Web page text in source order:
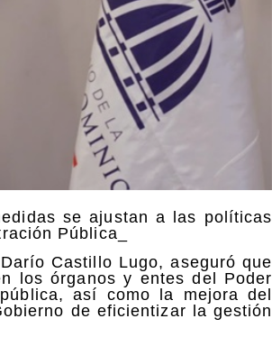
se ajustan a las políticas
Pública_
Castillo Lugo, aseguró que
los órganos y entes del Poder
así como la mejora del
de eficientizar la gestión